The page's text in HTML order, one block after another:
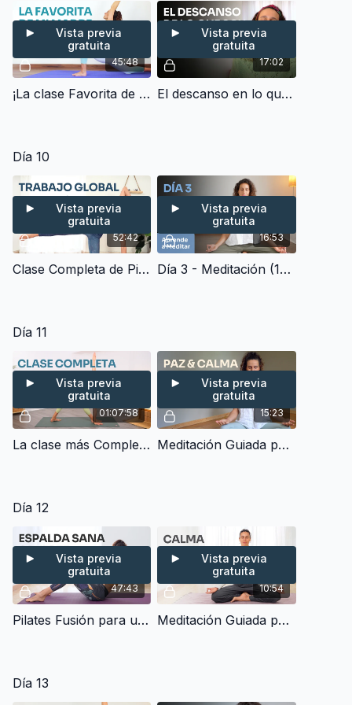
45:48
Vista previa
gratuita
¡La clase Favorita de mi Madre! - Clase Completa de Hatha Yoga Clásico para Fortalecer (45 min)
17:02
Vista previa
gratuita
El descanso en lo que soy - Charla y Meditación
Día 10
52:42
Vista previa
gratuita
Clase Completa de Pilates Fusión + Estiramiento Profundo - Trabajo Global (50 min)
16:53
Vista previa
gratuita
Día 3 - Meditación (15 min) | Aprende a Meditar
Día 11
01:07:58
Vista previa
gratuita
La clase más Completa de Hatha Yoga - Torsiones & Equilibrios (60 min)
15:23
Vista previa
gratuita
Meditación Guiada para eliminar Ansiedad y Emociones Negativas (15 min)
Día 12
47:43
Vista previa
gratuita
Pilates Fusión para una Espalda Sana, Fuerte & Flexible - Tonifica Abdomen, Espalda y Glúteos + Estiramiento Final (45 min)
10:54
Vista previa
gratuita
Meditación Guiada para Calmar la Mente en Momentos Difíciles - Reduce Estrés & Ansiedad (10 min)
Día 13